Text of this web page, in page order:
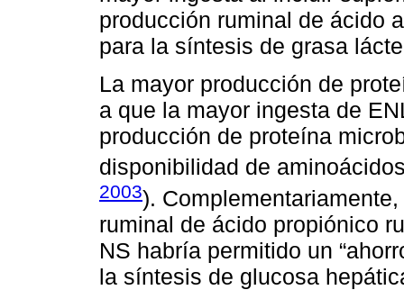
producción ruminal de ácido
para la síntesis de grasa
La mayor producción de
a que la mayor ingesta de
producción de proteína
disponibilidad de
2003).
ruminal de ácido propiónico
NS habría permitido un
la síntesis de glucosa